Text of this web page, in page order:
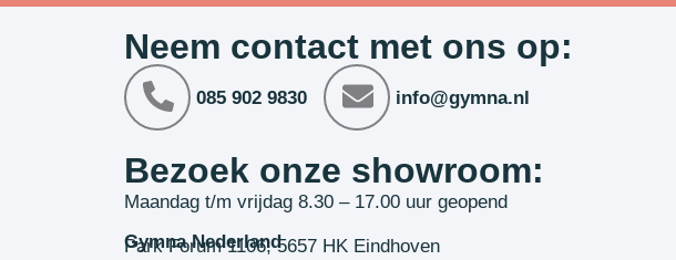
Neem contact met ons op:
085 902 9830 info@gymna.nl
Bezoek onze showroom:
Maandag t/m vrijdag 8.30 – 17.00 uur geopend
Gymna Nederland
Park Forum 1106, 5657 HK Eindhoven